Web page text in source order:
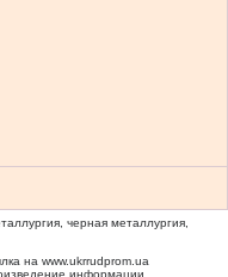
черная металлургия,
на www.ukrrudprom.ua